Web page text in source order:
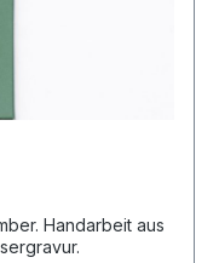
Handarbeit aus